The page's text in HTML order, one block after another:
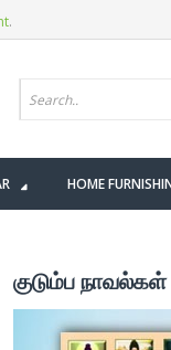
.
HOME
குடும்ப